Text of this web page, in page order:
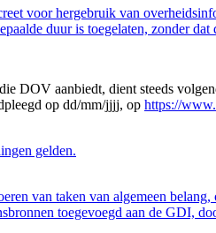
voor hergebruik van
duur is toegelaten, zonder
DOV aanbiedt, dient steeds
op dd/mm/jjjj, op https://
gelden.
van taken van algemeen
toegevoegd aan de GDI,